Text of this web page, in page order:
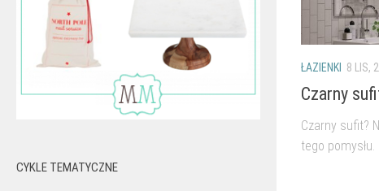
ŁAZIENKI 8 LIS,
Czarny
Czarny sufit?
tego pomysłu.
CYKLE TEMATYCZNE